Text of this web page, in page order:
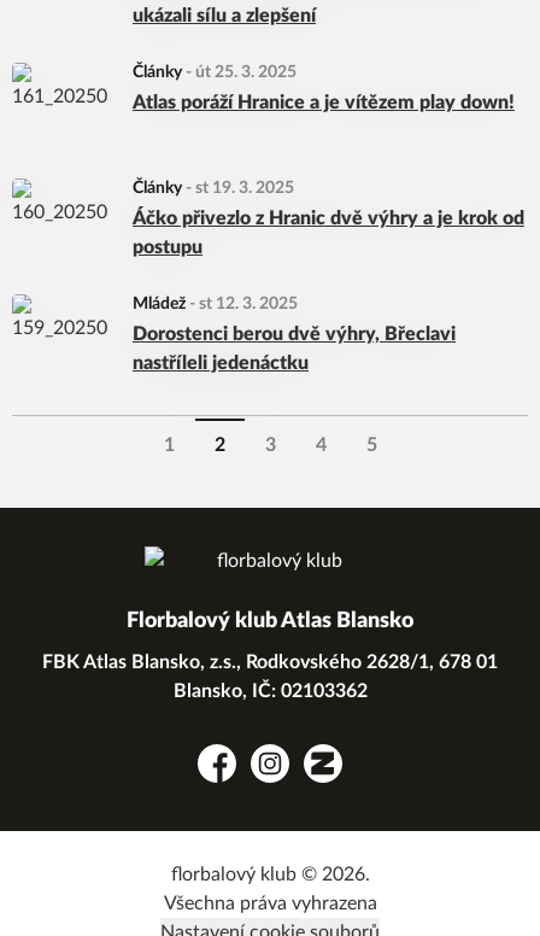
ukázali sílu a zlepšení
Články - út 25. 3. 2025
Atlas poráží Hranice a je vítězem play down!
Články - st 19. 3. 2025
Áčko přivezlo z Hranic dvě výhry a je krok od
postupu
Mládež - st 12. 3. 2025
Dorostenci berou dvě výhry, Břeclavi
nastříleli jedenáctku
1 2 3 4 5
Florbalový klub Atlas Blansko
FBK Atlas Blansko, z.s., Rodkovského 2628/1, 678 01
Blansko, IČ: 02103362
FacebookInstagramZonerama
florbalový klub © 2026.
Všechna práva vyhrazena